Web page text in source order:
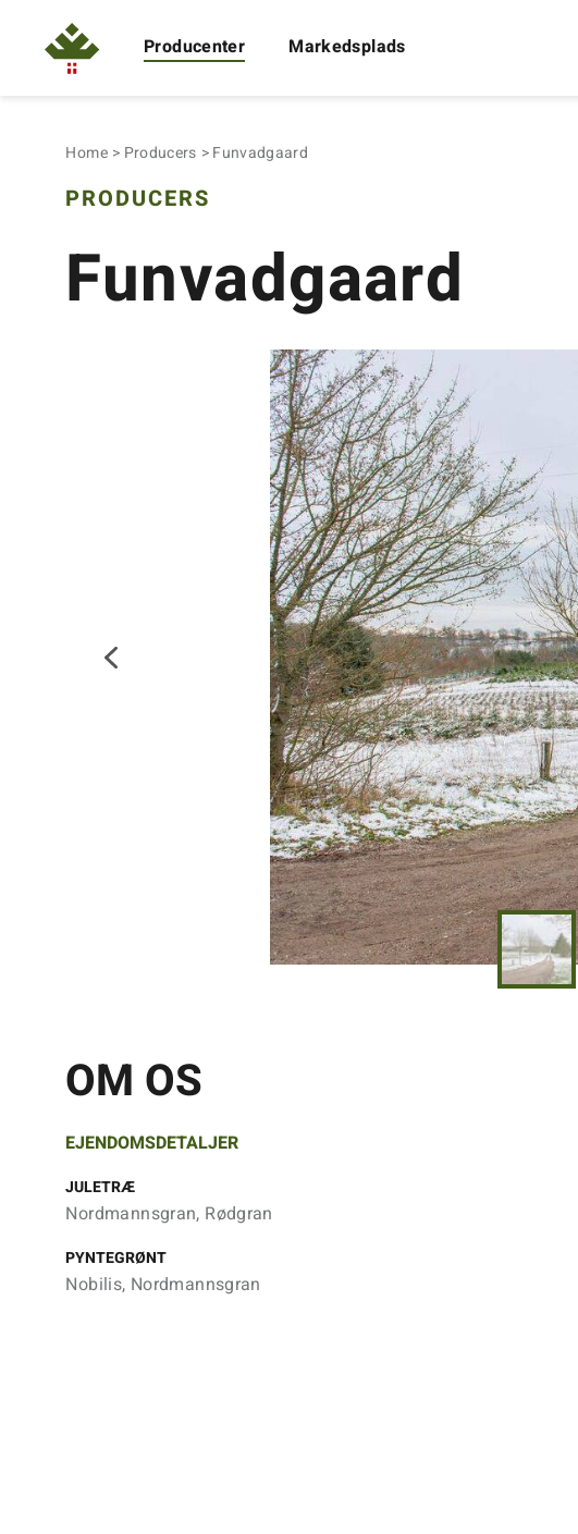
Producenter Markedsplads
Home Producers Funvadgaard
PRODUCERS
Funvadgaard
OM OS
EJENDOMSDETALJER
JULETRÆ
Nordmannsgran, Rødgran
PYNTEGRØNT
Nobilis, Nordmannsgran